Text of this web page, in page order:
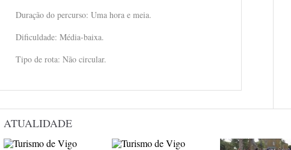
Duração do percurso: Uma hora e meia.
Dificuldade: Média-baixa.
Tipo de rota: Não circular.
ATUALIDADE